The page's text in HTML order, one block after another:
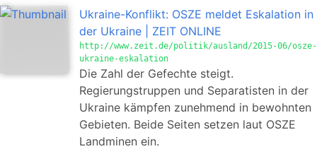
Ukraine-Konflikt: OSZE meldet Eskalation in
der Ukraine | ZEIT ONLINE
http://www.zeit.de/politik/ausland/2015-06/osze-
ukraine-eskalation
Die Zahl der Gefechte steigt.
Regierungstruppen und Separatisten in der
Ukraine kämpfen zunehmend in bewohnten
Gebieten. Beide Seiten setzen laut OSZE
Landminen ein.